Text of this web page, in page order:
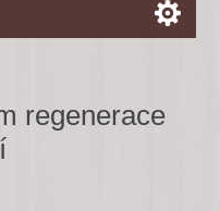
regenerace